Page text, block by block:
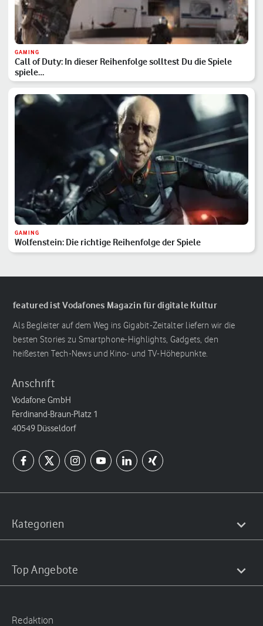
GAMING
Call of Duty: In dieser Reihenfolge solltest Du die Spiele
spiele…
GAMING
Wolfenstein: Die richtige Reihenfolge der Spiele
featured ist Vodafones Magazin für digitale Kultur
Als Begleiter auf dem Weg ins Gigabit-Zeitalter liefern wir die
besten Stories zu Smartphone-Highlights, Gadgets, den
heißesten Tech-News und Kino- und TV-Höhepunkte.
Anschrift
Vodafone GmbH
Ferdinand-Braun-Platz 1
40549 Düsseldorf
Kategorien
Top Angebote
Redaktion